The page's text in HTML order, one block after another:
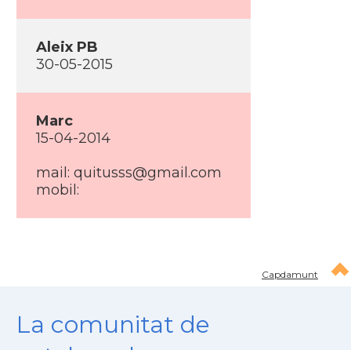
Aleix PB
30-05-2015
Marc
15-04-2014
mail: quitusss@gmail.com
mobil:
Capdamunt
La comunitat de